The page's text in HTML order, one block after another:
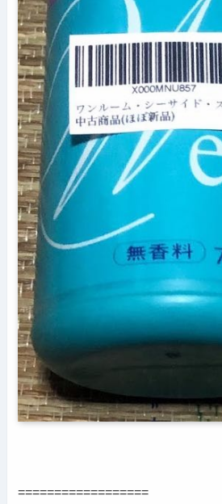
==================